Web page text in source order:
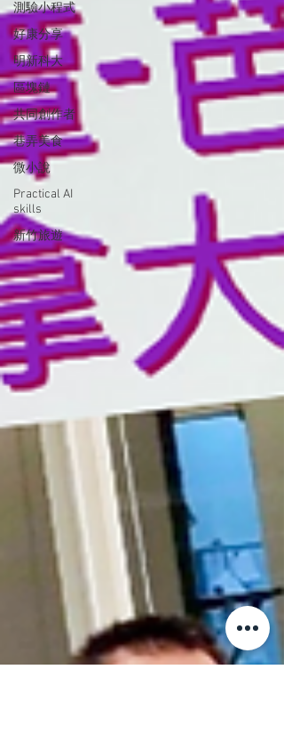
測驗小程式
好康分享
明新科大
區塊鏈
共同創作者
巷弄美食
微小說
Practical AI
skills
新竹旅遊